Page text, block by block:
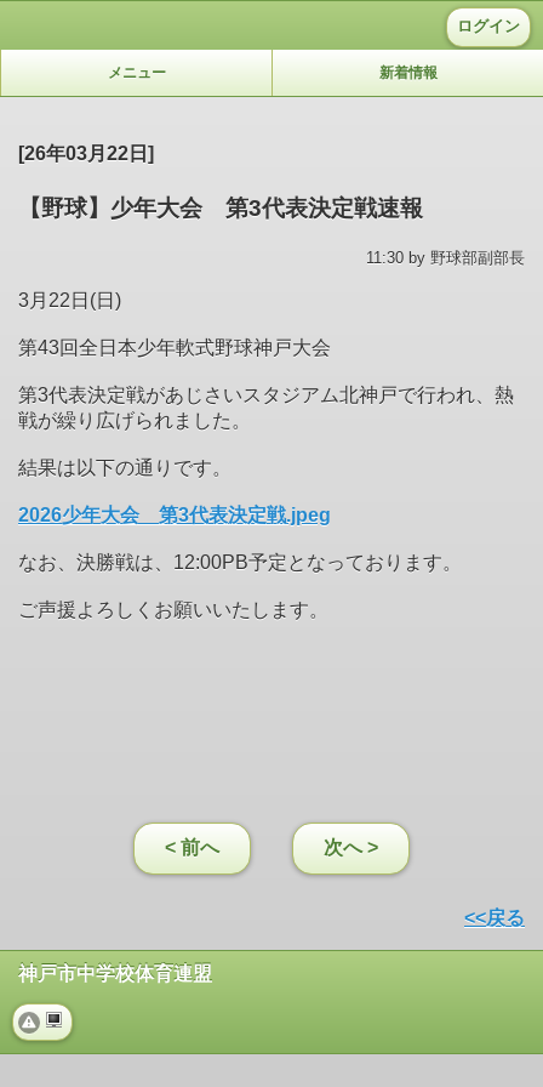
ログイン
メニュー 新着情報
[26年03月22日]
【野球】少年大会 第3代表決定戦速報
11:30 by 野球部副部長
3月22日(日)
第43回全日本少年軟式野球神戸大会
第3代表決定戦があじさいスタジアム北神戸で行われ、熱
戦が繰り広げられました。
結果は以下の通りです。
2026少年大会 第3代表決定戦.jpeg
なお、決勝戦は、12:00PB予定となっております。
ご声援よろしくお願いいたします。
< 前へ 次へ >
<<戻る
神戸市中学校体育連盟